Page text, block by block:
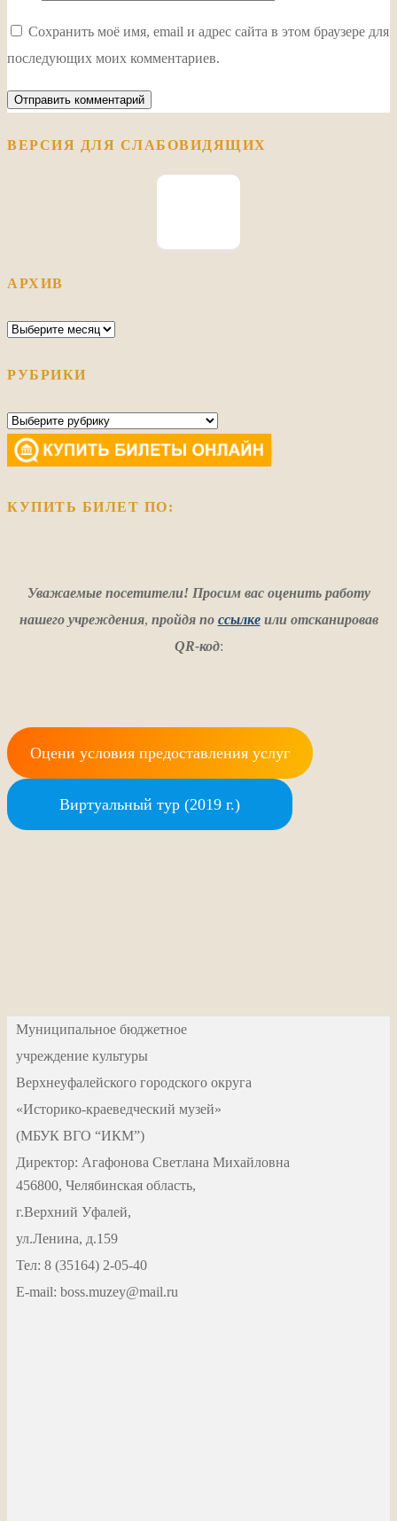
Сохранить моё имя, email и адрес сайта в этом браузере для
последующих моих комментариев.
ВЕРСИЯ ДЛЯ СЛАБОВИДЯЩИХ
АРХИВ
Архив
РУБРИКИ
Рубрики
КУПИТЬ БИЛЕТ ПО:
Уважаемые посетители! Просим вас оценить работу
нашего учреждения, пройдя по ссылкеили отсканировав
QR-код:
Оцени условия предоставления услуг
Виртуальный тур (2019 г.)
Муниципальное бюджетное
учреждение культуры
Верхнеуфалейского городского округа
«Историко-краеведческий музей»
(МБУК ВГО “ИКМ”)
Директор: Агафонова Светлана Михайловна
456800, Челябинская область,
г.Верхний Уфалей,
ул.Ленина, д.159
Тел: 8 (35164) 2-05-40
Е-mail: boss.muzey@mail.ru